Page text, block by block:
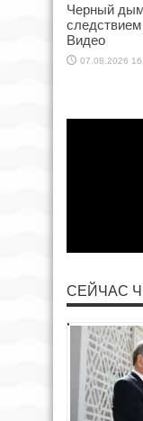
Черный дым
Видео
07.08.2026
СЕЙЧАС